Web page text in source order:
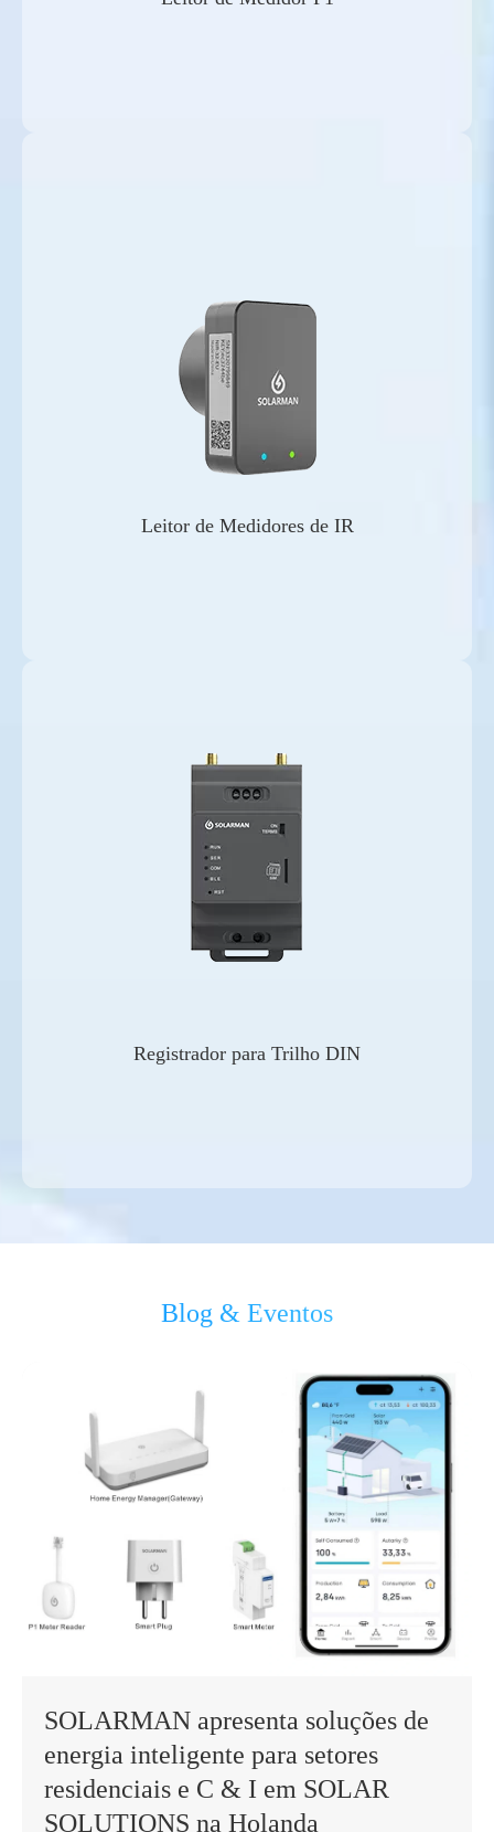
Leitor de Medidores de IR
Registrador para Trilho DIN
Blog & Eventos
SOLARMAN apresenta soluções de
energia inteligente para setores
residenciais e C & I em SOLAR
SOLUTIONS na Holanda